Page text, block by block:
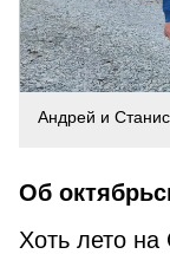
Андрей и
Об
Хоть лето